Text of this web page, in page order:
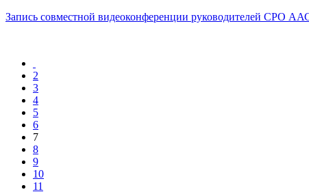
Запись совместной видеоконференции руководителей СРО
2
3
4
5
6
7
8
9
10
11